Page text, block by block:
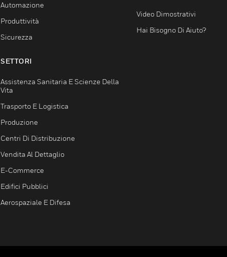
Automazione
Produttività
Sicurezza
SETTORI
Assistenza Sanitaria E Scienze Della
Vita
Trasporto E Logistica
Produzione
Centri Di Distribuzione
Vendita Al Dettaglio
E-Commerce
Edifici Pubblici
Aerospaziale E Difesa
Video Dimostrativi
Hai Bisogno Di Aiuto?